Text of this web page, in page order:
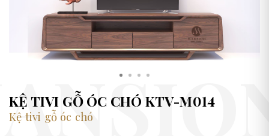
KỆ TIVI GỖ ÓC CHÓ KTV-M014
Kệ tivi gỗ óc chó